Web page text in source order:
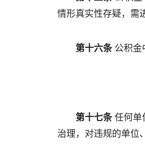
情形真实性存疑，需
第十六条公积金
第十七条任何单
治理，对违规的单位